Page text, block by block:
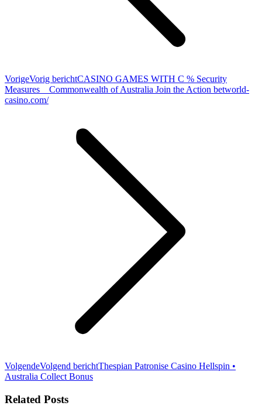
VorigeVorig berichtCASINO GAMES WITH C % Security
Measures _ Commonwealth of Australia Join the Action betworld-
casino.com/
VolgendeVolgend berichtThespian Patronise Casino Hellspin •
Australia Collect Bonus
Related Posts